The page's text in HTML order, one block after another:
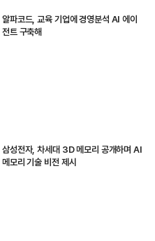
알파코드, 교육 기업에 경영분석 AI 에이
전트 구축해
삼성전자, 차세대 3D 메모리 공개하며 AI
메모리 기술 비전 제시